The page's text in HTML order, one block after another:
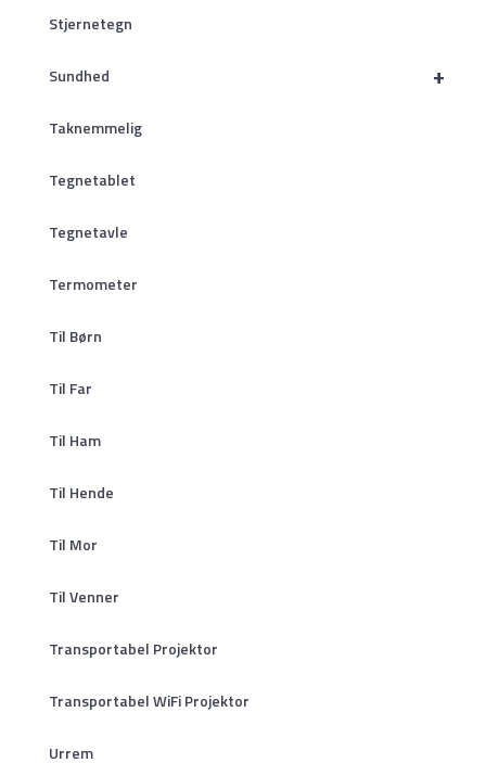
Stjernetegn
+
Sundhed
Taknemmelig
Tegnetablet
Tegnetavle
Termometer
Til Børn
Til Far
Til Ham
Til Hende
Til Mor
Til Venner
Transportabel Projektor
Transportabel WiFi Projektor
Urrem